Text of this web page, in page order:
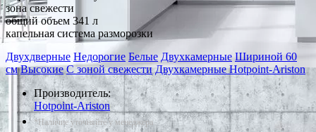
зона свежести
общий объем 341 л
капельная система разморозки
Двухдверные Недорогие Белые Двухкамерные Шириной 60
см Высокие С зоной свежести Двухкамерные Hotpoint-Ariston
Производитель:
Hotpoint-Ariston
*Наличие уточняйте у менеджера